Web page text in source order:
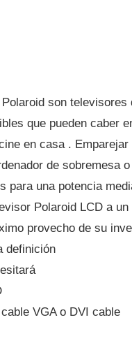
son televisores
que pueden caber
en casa . Emparejar
de sobremesa
para una potencia
Polaroid LCD a un
provecho de su
definición
VGA o DVI cable